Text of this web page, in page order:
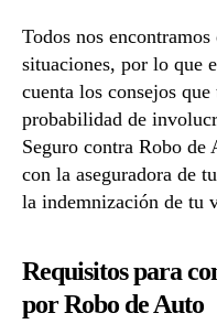
Todos nos
situaciones, por lo que
cuenta los consejos
probabilidad de
Seguro contra Robo de
con la aseguradora de
la indemnización de tu
Requisitos para
por Robo de Auto